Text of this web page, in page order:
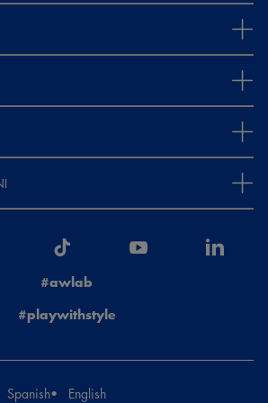
#awlab
#playwithstyle
Spanish English